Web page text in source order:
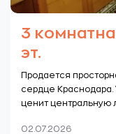
3
эт.
Продается
сердце
ценит центральную
02.07.2026